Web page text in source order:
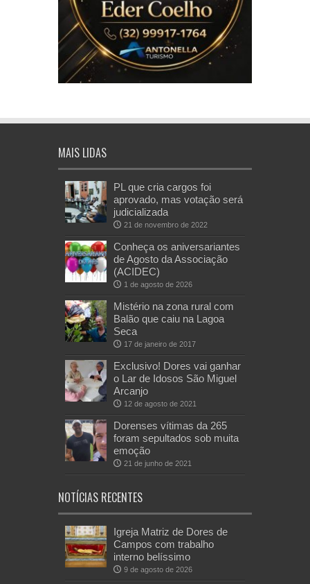
MAIS LIDAS
PL que cria cargos foi
aprovado, mas votação será
judicializada
21 de novembro de 2022
Conheça os aniversariantes
de Agosto da Associação
(ACIDEC)
1 de agosto de 2026
Mistério na zona rural com
Balão que caiu na Lagoa
Seca
17 de janeiro de 2017
Exclusivo! Dores vai ganhar
o Lar de Idosos São Miguel
Arcanjo
12 de agosto de 2021
Dorenses vítimas da 265
foram sepultados sob muita
emoção
21 de junho de 2021
NOTÍCIAS RECENTES
Igreja Matriz de Dores de
Campos com trabalho
interno belíssimo
9 de agosto de 2026